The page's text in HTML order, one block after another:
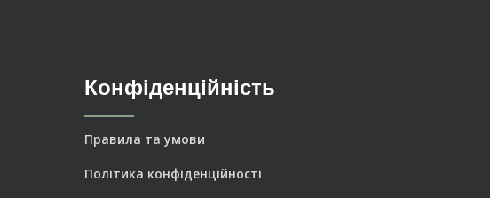
Конфіденційність
Правила та умови
Політика конфіденційності